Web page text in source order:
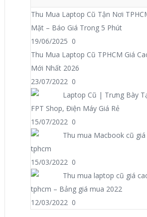
Thu Mua Laptop Cũ Tận Nơi
Mặt – Báo Giá Trong 5 Phút
19/06/2025 0
Thu Mua Laptop Cũ TPHCM Giá
Mới Nhất 2026
23/07/2022 0
Laptop Cũ | Trưng Bày
FPT Shop, Điện Máy Giá Rẻ
15/07/2022 0
Thu mua Macbook cũ
tphcm
15/03/2022 0
Thu mua laptop cũ giá
tphcm – Bảng giá mua 2022
12/03/2022 0